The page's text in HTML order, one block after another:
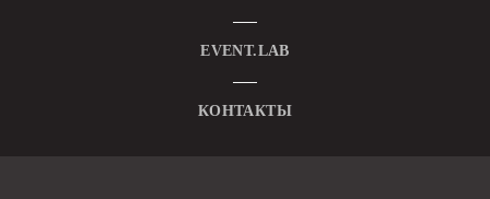
EVENT.LAB
КОНТАКТЫ